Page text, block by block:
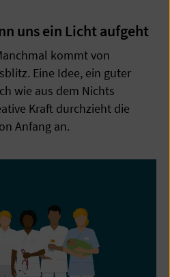
uns ein Licht aufgeht
kommt von
Eine Idee, ein guter
wie aus dem Nichts
Kraft durchzieht die
Anfang an.